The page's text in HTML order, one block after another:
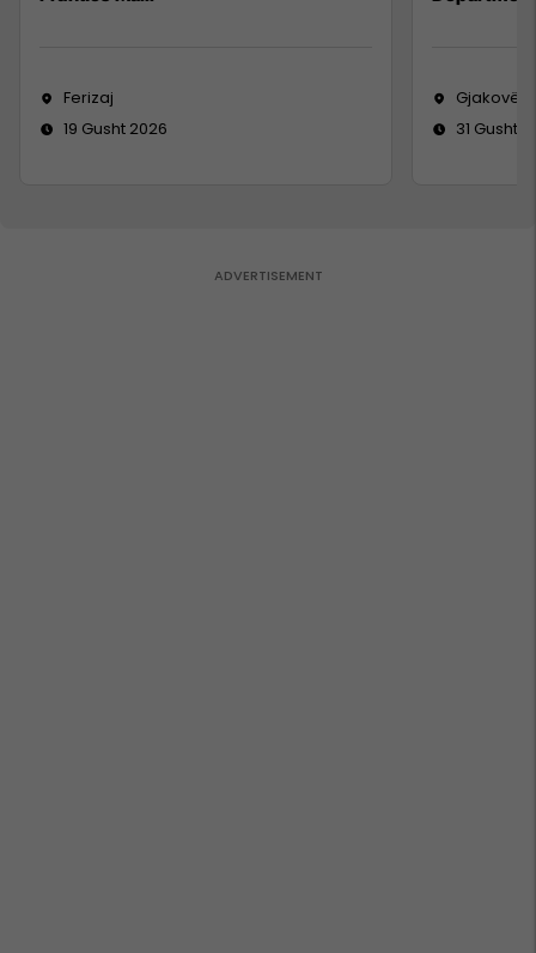
Ferizaj
19 Gusht 2026
Gjakovë
31 Gusht